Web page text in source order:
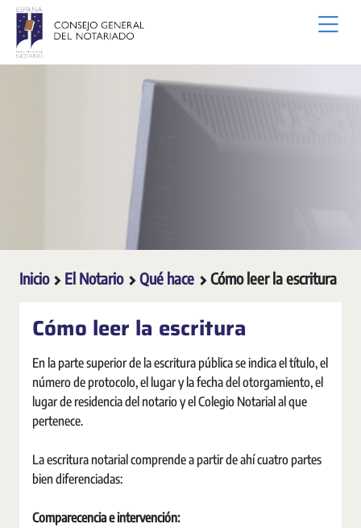
Saltar al contenido principal
Inicio El Notario Qué hace Cómo leer la escritura
Cómo leer la escritura
En la parte superior de la escritura pública se indica el título, el
número de protocolo, el lugar y la fecha del otorgamiento, el
lugar de residencia del notario y el Colegio Notarial al que
pertenece.
La escritura notarial comprende a partir de ahí cuatro partes
bien diferenciadas:
Comparecencia e intervención: